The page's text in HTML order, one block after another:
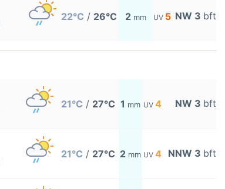
22°C / 26°C 2 mm UV 5 NW 3 bft
21°C / 27°C 1 mm UV 4 NW 3 bft
21°C / 27°C 2 mm UV 4 NNW 3 bft